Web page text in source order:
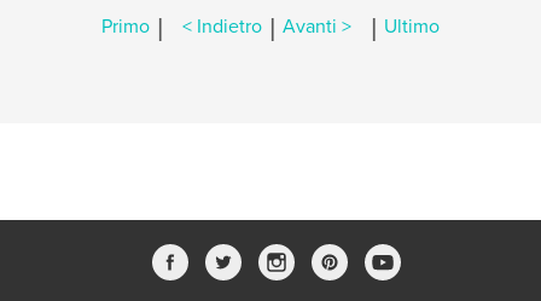
Primo | < Indietro | Avanti > | Ultimo